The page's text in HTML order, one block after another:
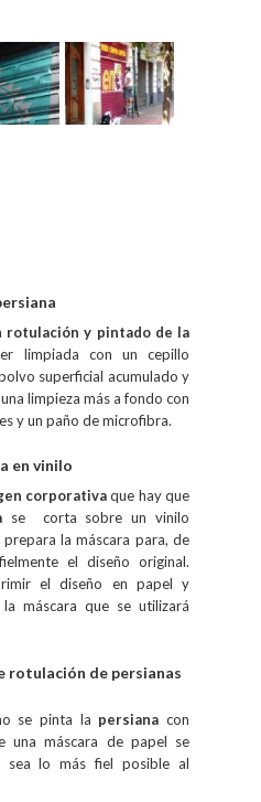
rotulación y pintado de la
limpiada con un cepillo
superficial acumulado y
limpieza más a fondo con
y un paño de microfibra.
en vinilo
corporativaque hay que
se corta sobre un vinilo
prepara lamáscara para, de
el diseño original.
el diseño en papel y
máscara que se utilizará
rotulación de persianas
se pinta la persianacon
una máscara de papel se
sea lo más fiel posible al